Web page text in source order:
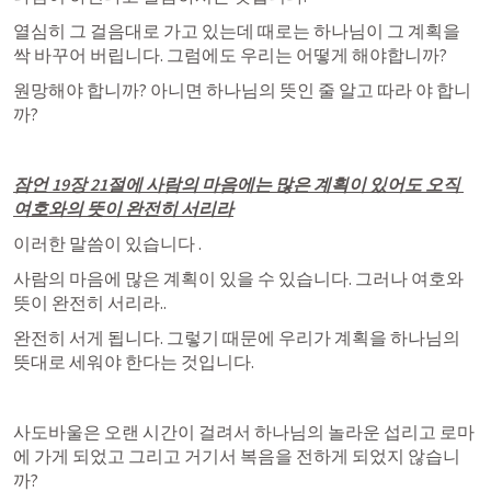
열심히 그 걸음대로 가고 있는데 때로는 하나님이 그 계획을
싹 바꾸어 버립니다. 그럼에도 우리는 어떻게 해야합니까?
원망해야 합니까? 아니면 하나님의 뜻인 줄 알고 따라 야 합니
까?
잠언 19장 21절에 사람의 마음에는 많은 계획이 있어도 오직
여호와의 뜻이 완전히 서리라
이러한 말씀이 있습니다 .
사람의 마음에 많은 계획이 있을 수 있습니다. 그러나 여호와
뜻이 완전히 서리라..
완전히 서게 됩니다. 그렇기 때문에 우리가 계획을 하나님의
뜻대로 세워야 한다는 것입니다.
사도바울은 오랜 시간이 걸려서 하나님의 놀라운 섭리고 로마
에 가게 되었고 그리고 거기서 복음을 전하게 되었지 않습니
까?